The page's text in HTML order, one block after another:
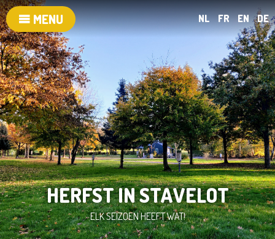
MENU NL FR EN DE
HERFST IN STAVELOT
ELK SEIZOEN HEEFT WAT!